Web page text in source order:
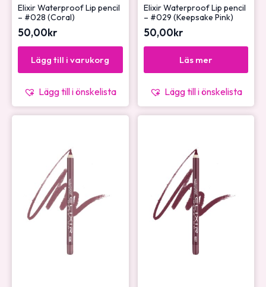
Elixir Waterproof Lip pencil
– #028 (Coral)
50,00kr
Lägg till i varukorg
Lägg till i önskelista
Elixir Waterproof Lip pencil
– #029 (Keepsake Pink)
50,00kr
Läs mer
Lägg till i önskelista